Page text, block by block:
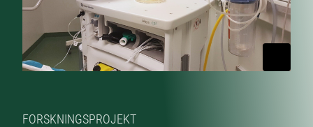
FORSKNINGSPROJEKT